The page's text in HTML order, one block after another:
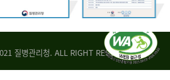
질병관리청. ALL RIGHT RESERVED